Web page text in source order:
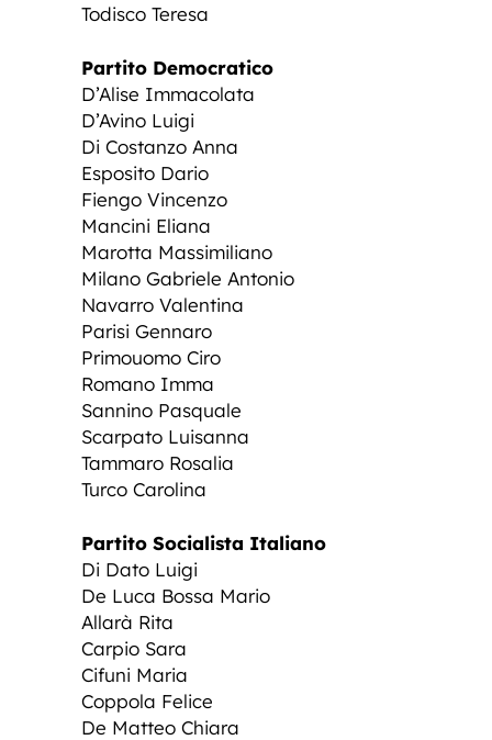
Todisco Teresa
Partito Democratico
D’Alise Immacolata
D’Avino Luigi
Di Costanzo Anna
Esposito Dario
Fiengo Vincenzo
Mancini Eliana
Marotta Massimiliano
Milano Gabriele Antonio
Navarro Valentina
Parisi Gennaro
Primouomo Ciro
Romano Imma
Sannino Pasquale
Scarpato Luisanna
Tammaro Rosalia
Turco Carolina
Partito Socialista Italiano
Di Dato Luigi
De Luca Bossa Mario
Allarà Rita
Carpio Sara
Cifuni Maria
Coppola Felice
De Matteo Chiara